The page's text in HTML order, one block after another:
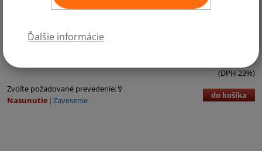
Ďalšie informácie
Kategórie:
(DPH 23%)
Zvoľte požadované prevedenie:
Nasunutie Zavesenie do košíka